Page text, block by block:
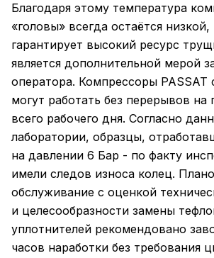
Благодаря этому температура
«головы» всегда остаётся низкой,
гарантирует высокий ресурс
является дополнительной мерой
оператора. Компрессоры PASSAT
могут работать без перерывов на
всего рабочего дня. Согласно
лаборатории, образцы,
на давлении 6 Бар - по факту
имели следов износа колец.
обслуживание с оценкой
и целесообразности замены
уплотнителей рекомендовано
часов наработки без требования